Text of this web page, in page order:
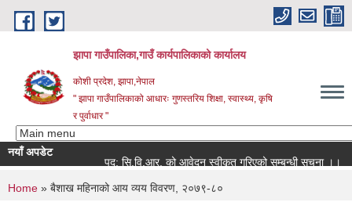
Skip to main content
झापा गाउँपालिका,गाउँ कार्यपालिकाको कार्यालय
कोशी प्रदेश, झापा,नेपाल
" झापा गाउँपालिकाको आधारः गुणस्तरिय शिक्षा, स्वास्थ्य, कृषि
र पुर्वाधार "
नयाँ अपडेट
पद: सि.वि.आर. को आवेदन स्वीकृत गरिएको सम्बन्धी सूचना ।।
You are here
Home » बैशाख महिनाको आय व्यय विवरण, २०७९-८०